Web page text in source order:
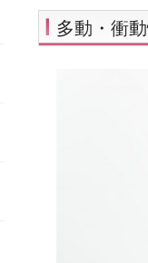
多動・衝